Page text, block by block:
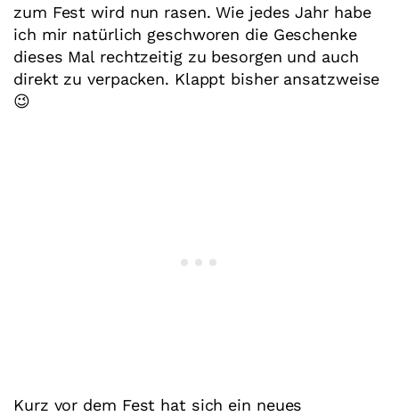
zum Fest wird nun rasen. Wie jedes Jahr habe
ich mir natürlich geschworen die Geschenke
dieses Mal rechtzeitig zu besorgen und auch
direkt zu verpacken. Klappt bisher ansatzweise
😉
Kurz vor dem Fest hat sich ein neues